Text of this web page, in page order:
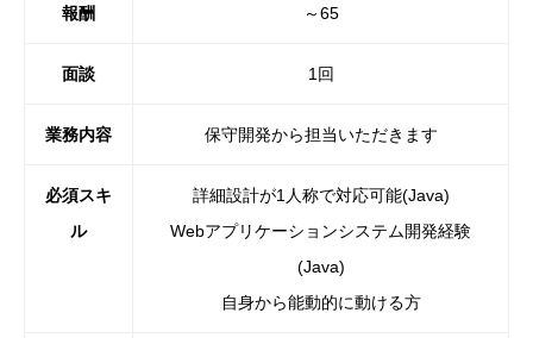
報酬 ～65
面談 1回
業務内容 保守開発から担当いただきます
必須スキ
ル
詳細設計が1人称で対応可能(Java)
Webアプリケーションシステム開発経験
(Java)
自身から能動的に動ける方